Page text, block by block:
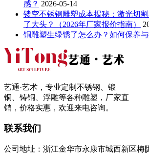
感？ 2026-05-14
镂空不锈钢雕塑成本揭秘：激光切
了大头？（2026年厂家报价指南）
铜雕塑生绿锈了怎么办？如何保养与
艺通·艺术，专业定制不锈钢、锻
铜、铸铜、浮雕等各种雕塑，厂家直
销，价格实惠，欢迎来电咨询。
联系我们
公司地址：浙江金华市永康市城西新区梅